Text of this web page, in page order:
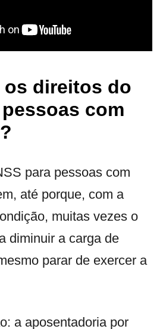
os direitos do
com
para pessoas com
até porque, com a
muitas vezes o
diminuir a carga de
parar de exercer a
a aposentadoria por